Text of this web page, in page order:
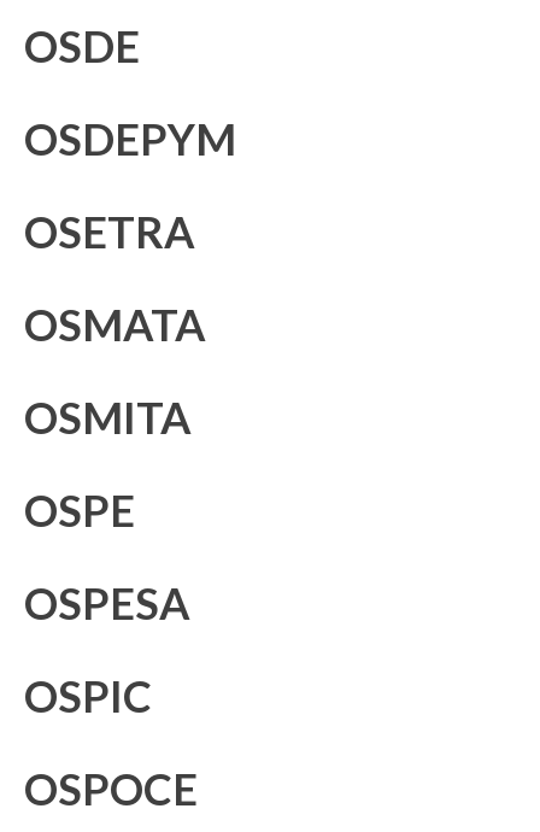
OSDE
OSDEPYM
OSETRA
OSMATA
OSMITA
OSPE
OSPESA
OSPIC
OSPOCE